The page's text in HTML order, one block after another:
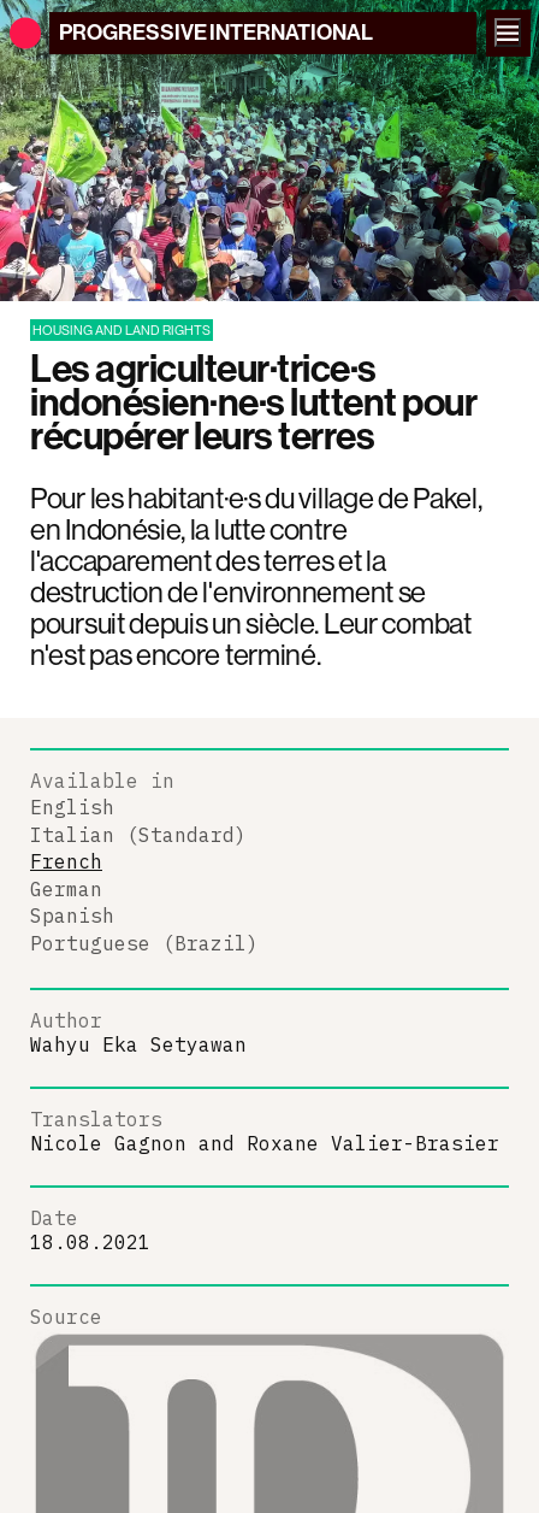
PROGRESSIVEINTERNATIONAL
HOUSING AND LAND RIGHTS
Les agriculteur·trice·s
indonésien·ne·s luttent pour
récupérer leurs terres
Pour les habitant·e·s du village de Pakel,
en Indonésie, la lutte contre
l'accaparement des terres et la
destruction de l'environnement se
poursuit depuis un siècle. Leur combat
n'est pas encore terminé.
Available in
English
Italian (Standard)
French
German
Spanish
Portuguese (Brazil)
Author
Wahyu Eka Setyawan
Translators
Nicole Gagnon and Roxane Valier-Brasier
Date
18.08.2021
Source